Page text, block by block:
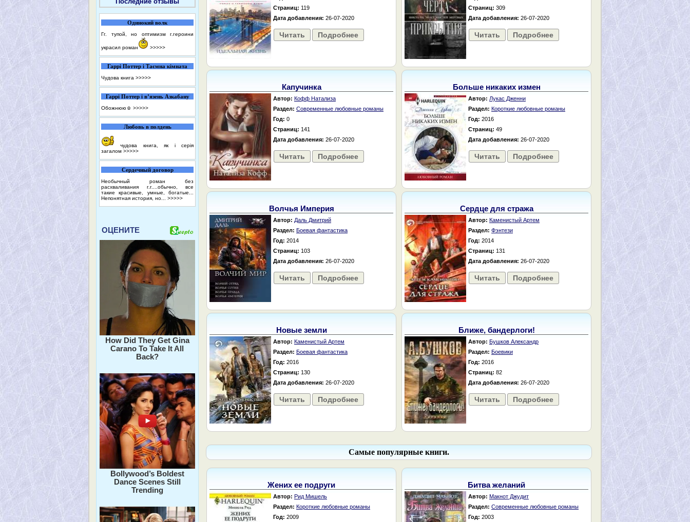
Одинокий волк
Гг. тупой, но оптимизм г.героини
украсил роман >>>>>
Гаррі Поттер і Таємна кімната
Чудова книга >>>>>
Гаррі Поттер і в’язень Азкабану
Обожнюю☺️ >>>>>
Любовь в полдень
чудова книга, як і серія
загалом >>>>>
Сердечный договор
Необычный роман без
расхваливания г.г....обычно, все
такие красивые, умные, богатые...
Непонятная история, но... >>>>>
ОЦЕНИТЕ
How Did They Get Gina
Carano To Take It All
Back?
Bollywood’s Boldest
Dance Scenes Still
Trending
Страниц: 119
Дата добавления: 26-07-2020
Читать Подробнее
Страниц: 309
Дата добавления: 26-07-2020
Читать Подробнее
Капучинка
Автор: Кофф Натализа
Раздел: Современные любовные романы
Год: 0
Страниц: 141
Дата добавления: 26-07-2020
Читать Подробнее
Больше никаких измен
Автор: Лукас Дженни
Раздел: Короткие любовные романы
Год: 2016
Страниц: 49
Дата добавления: 26-07-2020
Читать Подробнее
Волчья Империя
Автор: Даль Дмитрий
Раздел: Боевая фантастика
Год: 2014
Страниц: 103
Дата добавления: 26-07-2020
Читать Подробнее
Сердце для стража
Автор: Каменистый Артем
Раздел: Фэнтези
Год: 2014
Страниц: 131
Дата добавления: 26-07-2020
Читать Подробнее
Новые земли
Автор: Каменистый Артем
Раздел: Боевая фантастика
Год: 2016
Страниц: 130
Дата добавления: 26-07-2020
Читать Подробнее
Ближе, бандерлоги!
Автор: Бушков Александр
Раздел: Боевики
Год: 2016
Страниц: 82
Дата добавления: 26-07-2020
Читать Подробнее
Самые популярные книги.
Жених ее подруги
Автор: Рид Мишель
Раздел: Короткие любовные романы
Год: 2009
Битва желаний
Автор: Макнот Джудит
Раздел: Современные любовные романы
Год: 2003